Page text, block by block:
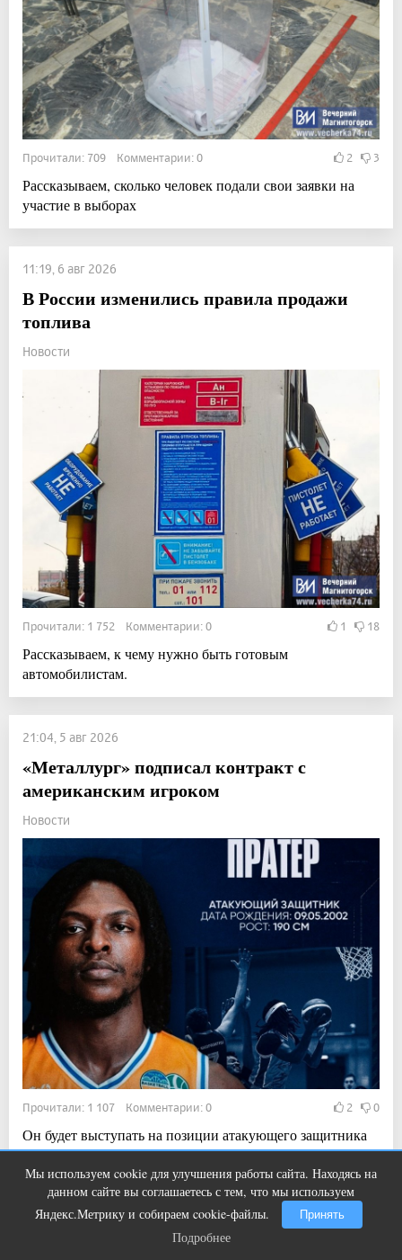
Прочитали: 709 Комментарии: 0 2 3
Рассказываем, сколько человек подали свои заявки на
участие в выборах
11:19, 6 авг 2026
В России изменились правила продажи
топлива
Новости
Прочитали: 1 752 Комментарии: 0 1 18
Рассказываем, к чему нужно быть готовым
автомобилистам.
21:04, 5 авг 2026
«Металлург» подписал контракт с
американским игроком
Новости
Прочитали: 1 107 Комментарии: 0 2 0
Он будет выступать на позиции атакующего защитника
14:12, 5 авг 2026
Сын воспитанника «Металлурга» решил
Мы используем cookie для улучшения работы сайта. Находясь на
данном сайте вы соглашаетесь с тем, что мы используем
Яндекс.Метрику и собираем cookie-файлы.
Принять
Подробнее
Ролик длится пару секунд, но вы
будете в шоке от увиденного
Подробнее